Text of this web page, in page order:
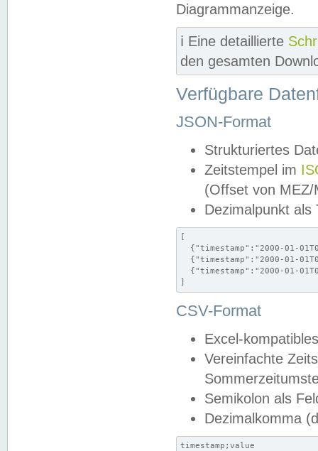
Diagrammanzeige.
ℹ️ Eine detaillierte
den gesamten
Verfügbare
JSON-Format
Strukturiertes
Zeitstempel im
(Offset von MEZ/
Dezimalpunkt als
[
{"timestamp":"2000-01-
{"timestamp":"2000-01-
{"timestamp":"2000-01-
]
CSV-Format
Excel-
Vereinfachte
Semikolon als
Dezimalkomma
timestamp;value